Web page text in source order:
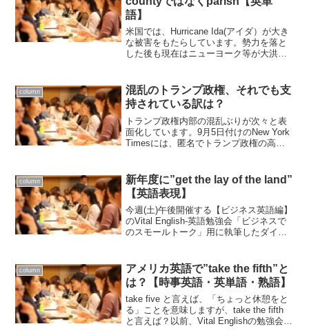
語】
米国では、Hurricane Ida(アイダ）が大き
な被害をもたらしています。勢力を落と
した後も現在はニューヨーク等が大洪水
す。このニュースを米国の放送で見てい
ました。...
column
混乱のトランプ政権、それでも支
持されている訳は？
トランプ政権内部の混乱ぶりが次々と表
面化しています。9月5日付けのNew York
Timesには、匿名でトランプ政権の高官
す。比較的短い論考なので米国政治に興
味のある...
column
新年度に”get the lay of the land”
【英語表現】
今週(土)午後開催する【ビジネス英語編】
のVital English-英語勉強会「ビジネスで
のスモールトーク」用に執筆したダイア
てきた同僚に...
column
アメリカ英語で”take the fifth”と
は？【時事英語・英単語・熟語】
take five と言えば、「ちょっと休憩をと
る」ことを意味しますが、take the fifth
と言えば？以前、Vital Englishの勉強会の